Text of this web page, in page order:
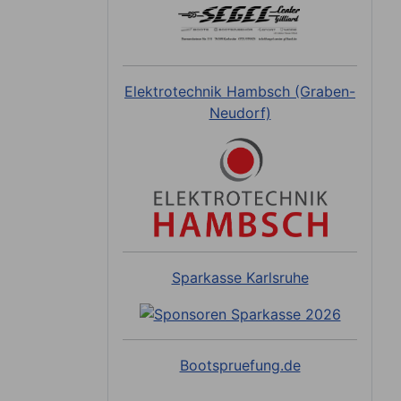
Elektrotechnik Hambsch (Graben-
Neudorf)
Sparkasse Karlsruhe
Bootspruefung.de